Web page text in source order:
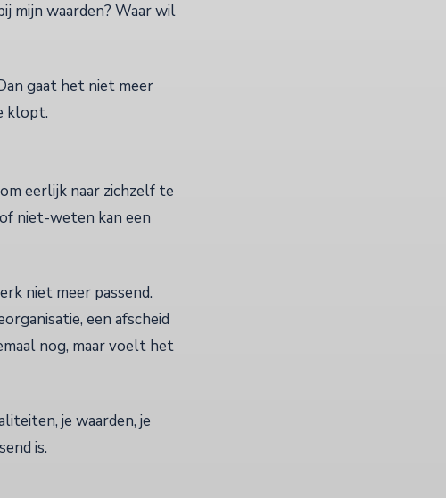
mijn waarden? Waar wil
gaat het niet meer
klopt.
eerlijk naar zichzelf te
niet-weten kan een
niet meer passend.
een afscheid
nog, maar voelt het
je waarden, je
is.